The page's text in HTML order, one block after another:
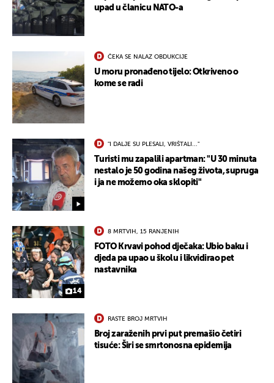
upad u članicu NATO-a
ČEKA SE NALAZ OBDUKCIJE
U moru pronađeno tijelo: Otkriveno o
kome se radi
"I DALJE SU PLESALI, VRIŠTALI..."
Turisti mu zapalili apartman: "U 30 minuta
nestalo je 50 godina našeg života, supruga
i ja ne možemo oka sklopiti"
14
8 MRTVIH, 15 RANJENIH
FOTO Krvavi pohod dječaka: Ubio baku i
djeda pa upao u školu i likvidirao pet
nastavnika
RASTE BROJ MRTVIH
Broj zaraženih prvi put premašio četiri
tisuće: Širi se smrtonosna epidemija
UKLJUČITE NOTIFIKACIJE